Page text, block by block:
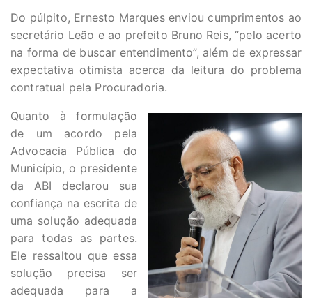
Do púlpito, Ernesto Marques enviou cumprimentos ao
secretário Leão e ao prefeito Bruno Reis, “pelo acerto
na forma de buscar entendimento”, além de expressar
expectativa otimista acerca da leitura do problema
contratual pela Procuradoria.
Quanto à formulação
de um acordo pela
Advocacia Pública do
Município, o presidente
da ABI declarou sua
confiança na escrita de
uma solução adequada
para todas as partes.
Ele ressaltou que essa
solução precisa ser
adequada para a